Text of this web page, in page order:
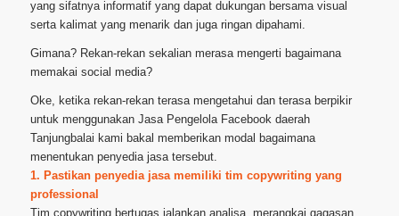
yang sifatnya informatif yang dapat dukungan bersama visual
serta kalimat yang menarik dan juga ringan dipahami.
Gimana? Rekan-rekan sekalian merasa mengerti bagaimana
memakai social media?
Oke, ketika rekan-rekan terasa mengetahui dan terasa berpikir
untuk menggunakan Jasa Pengelola Facebook daerah
Tanjungbalai kami bakal memberikan modal bagaimana
menentukan penyedia jasa tersebut.
1. Pastikan penyedia jasa memiliki tim copywriting yang
professional
Tim copywriting bertugas jalankan analisa, merangkai gagasan